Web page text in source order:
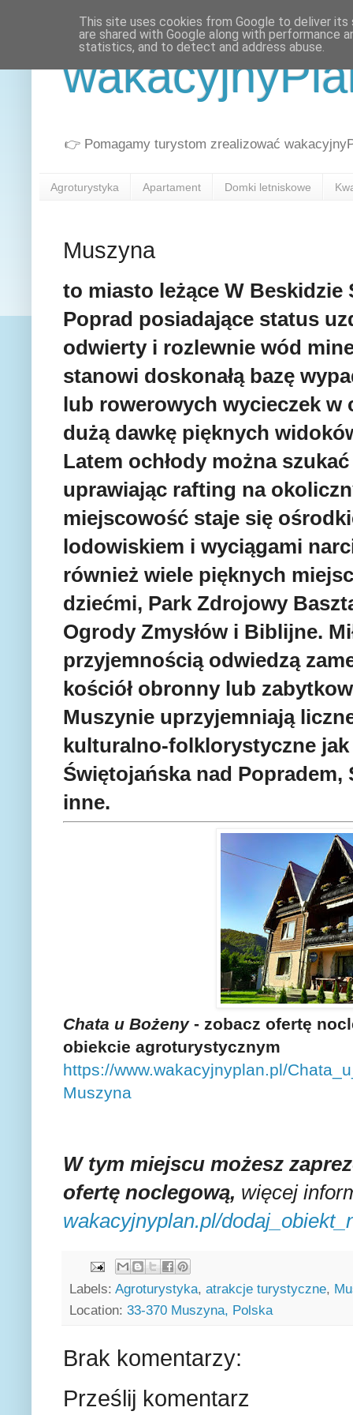
👉 Pomagamy turystom zrealizować
Agroturystyka Apartament Domki letniskowe
Muszyna
to miasto leżące W Beskidzie
Poprad posiadające status
odwierty i rozlewnie wód
stanowi doskonałą bazę
lub rowerowych wycieczek
dużą dawkę pięknych
Latem ochłody można
uprawiając rafting na
miejscowość staje się
lodowiskiem i wyciągami
również wiele pięknych
dziećmi, Park Zdrojowy
Ogrody Zmysłów i Biblijne.
przyjemnością odwiedzą
kościół obronny lub
Muszynie uprzyjemniają
kulturalno-folklorystyczne
Świętojańska nad
inne.
Chata u Bożeny- zobacz ofertę
obiekcie agroturystycznym
https://www.wakacyjnyplan.pl/
Muszyna
W tym miejscu możesz
ofertę noclegową, więcej
wakacyjnyplan.pl/
Labels: Agroturystyka, atrakcje turystyczne,
Location: 33-370 Muszyna, Polska
Brak komentarzy:
Prześlij komentarz
This site uses cookies from Google to deliver
are shared with Google along with performance
statistics, and to detect and address abuse.